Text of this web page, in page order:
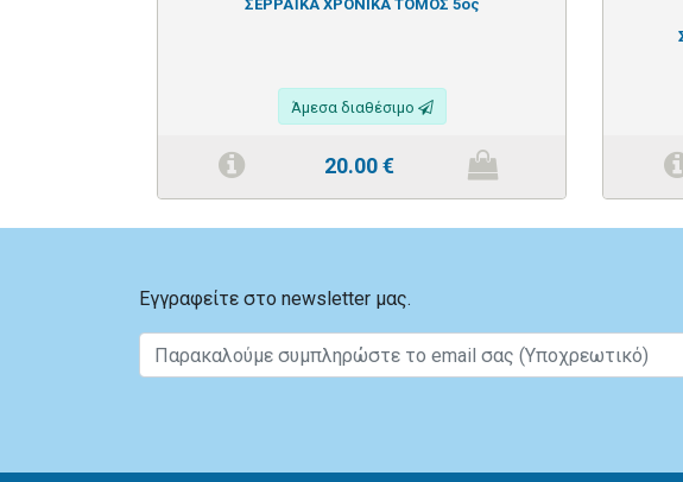
ΣΕΡΡΑΪΚΑ ΧΡΟΝΙΚΑ ΤΟΜΟΣ 5ος
Άμεσα διαθέσιμο
20.00€
Εγγραφείτε στο newsletter μας.